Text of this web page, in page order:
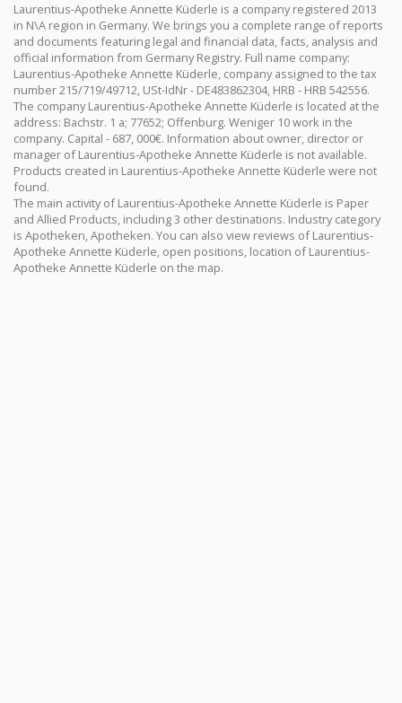
Laurentius-Apotheke Annette Küderle is a company registered 2013
in N\A region in Germany. We brings you a complete range of reports
and documents featuring legal and financial data, facts, analysis and
official information from Germany Registry. Full name company:
Laurentius-Apotheke Annette Küderle, company assigned to the tax
number 215/719/49712, USt-IdNr - DE483862304, HRB - HRB 542556.
The company Laurentius-Apotheke Annette Küderle is located at the
address: Bachstr. 1 a; 77652; Offenburg. Weniger 10 work in the
company. Capital - 687, 000€. Information about owner, director or
manager of Laurentius-Apotheke Annette Küderle is not available.
Products created in Laurentius-Apotheke Annette Küderle were not
found.
The main activity of Laurentius-Apotheke Annette Küderle is Paper
and Allied Products, including 3 other destinations. Industry category
is Apotheken, Apotheken. You can also view reviews of Laurentius-
Apotheke Annette Küderle, open positions, location of Laurentius-
Apotheke Annette Küderle on the map.